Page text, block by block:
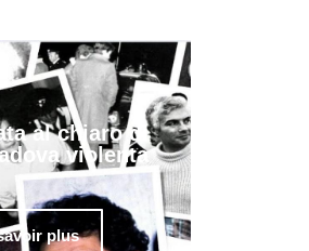
al chiaro di
violenta
plus